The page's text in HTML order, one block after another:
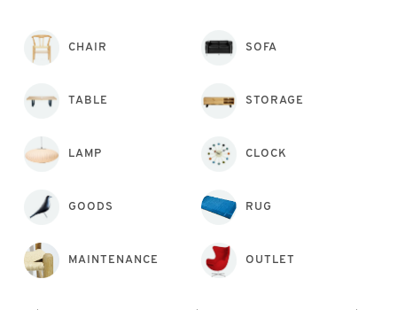
CHAIR SOFA
TABLE STORAGE
LAMP CLOCK
GOODS RUG
MAINTENANCE OUTLET